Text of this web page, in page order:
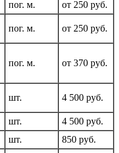
пог. м.
от 250 руб.
пог. м. от 250 руб.
пог. м. от 370 руб.
шт. 4 500 руб.
шт.
4 500 руб.
шт.
850 руб.